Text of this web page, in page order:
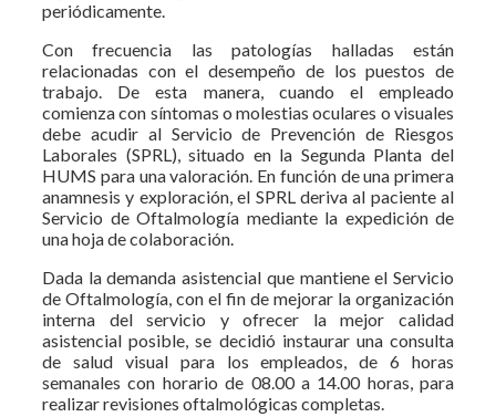
periódicamente.
Con frecuencia las patologías halladas están
relacionadas con el desempeño de los puestos de
trabajo. De esta manera, cuando el empleado
comienza con síntomas o molestias oculares o visuales
debe acudir al Servicio de Prevención de Riesgos
Laborales (SPRL), situado en la Segunda Planta del
HUMS para una valoración. En función de una primera
anamnesis y exploración, el SPRL deriva al paciente al
Servicio de Oftalmología mediante la expedición de
una hoja de colaboración.
Dada la demanda asistencial que mantiene el Servicio
de Oftalmología, con el fin de mejorar la organización
interna del servicio y ofrecer la mejor calidad
asistencial posible, se decidió instaurar una consulta
de salud visual para los empleados, de 6 horas
semanales con horario de 08.00 a 14.00 horas, para
realizar revisiones oftalmológicas completas.